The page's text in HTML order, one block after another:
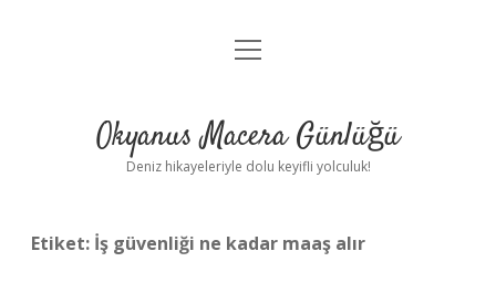
Anasayfa
Yasal Uyarı
menüyü
Okyanus Macera Günlüğü
Deniz hikayeleriyle dolu keyifli yolculuk!
Etiket: İş güvenliği ne kadar maaş alır